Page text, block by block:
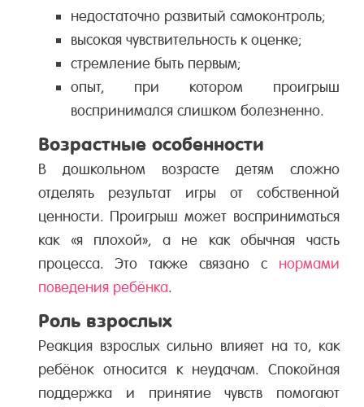
недостаточно развитый самоконтроль;
высокая чувствительность к оценке;
стремление быть первым;
опыт, при котором проигрыш
воспринимался слишком болезненно.
Возрастные особенности
В дошкольном возрасте детям сложно
отделять результат игры от собственной
ценности. Проигрыш может восприниматься
как «я плохой», а не как обычная часть
процесса. Это также связано с нормами
поведения ребёнка.
Роль взрослых
Реакция взрослых сильно влияет на то, как
ребёнок относится к неудачам. Спокойная
поддержка и принятие чувств помогают